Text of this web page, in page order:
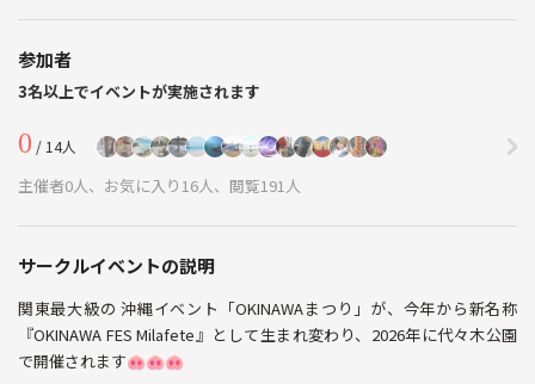
参加者
3名以上でイベントが実施されます
0 / 14人
主催者0人、お気に入り16人、閲覧191人
サークルイベントの説明
関東最大級の 沖縄イベント「OKINAWAまつり」が、今年から新名称
『OKINAWA FES Milafete』として生まれ変わり、2026年に代々木公園
で開催されます🐽🐽🐽